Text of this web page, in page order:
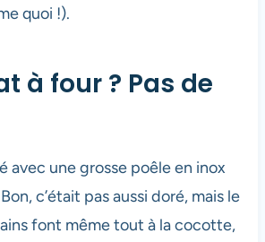
quoi !).
à four ? Pas de
avec une grosse poêle en inox
c’était pas aussi doré, mais le
font même tout à la cocotte,